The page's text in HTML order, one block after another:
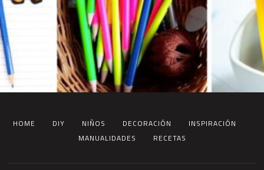
HOME DIY NIÑOS DECORACIÓN
INSPIRACIÓN
MANUALIDADES
RECETAS